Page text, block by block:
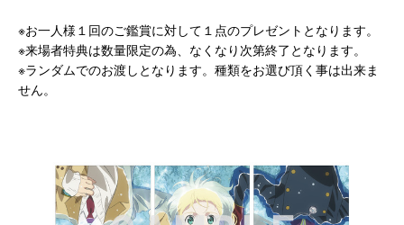
※お一人様１回のご鑑賞に対して１点のプレゼントとなります。
※来場者特典は数量限定の為、なくなり次第終了となります。
※ランダムでのお渡しとなります。種類をお選び頂く事は出来ま
せん。